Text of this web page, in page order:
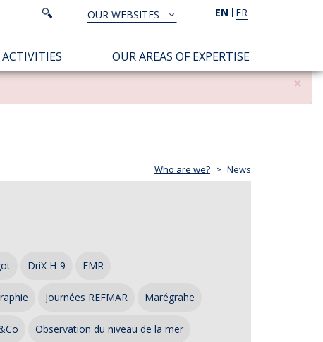
EN FR
TOUS
NOS
SITES
OUR WEBSITES
Search
Search
OUR AREAS OF EXPERTISE
×
Who are we? News
DriX H-9 EMR
Journées REFMAR Marégrahe
Observation du niveau de la mer